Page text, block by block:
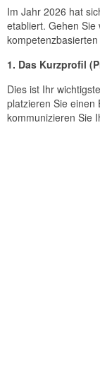
Im Jahr 2026 hat
etabliert. Gehen
1. Das Kurzprofil
Dies ist Ihr
platzieren Sie einen
kommunizieren Sie